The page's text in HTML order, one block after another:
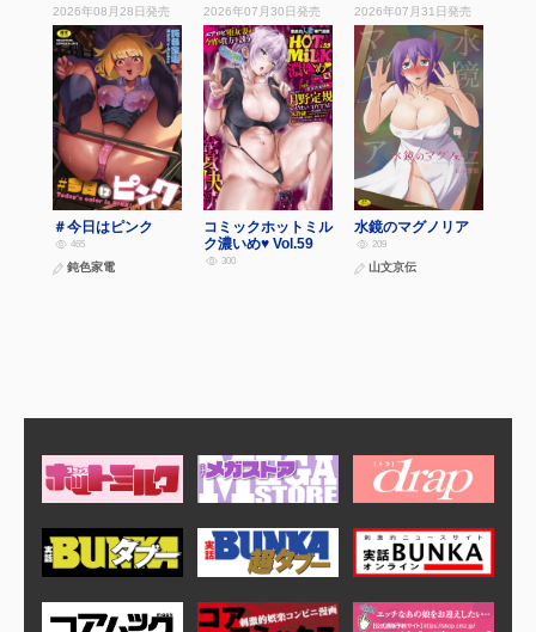
2026年08月28日 発売
＃今日はピンク
465
鈍色家電
2026年07月30日 発売
コミックホットミル
ク濃いめ♥ Vol.59
300
2026年07月31日 発売
水鏡のマグノリア
209
山文京伝